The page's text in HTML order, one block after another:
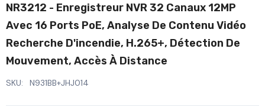
NR3212 - Enregistreur NVR 32 Canaux 12MP
Avec 16 Ports PoE, Analyse De Contenu Vidéo
Recherche D'incendie, H.265+, Détection De
Mouvement, Accès À Distance
SKU: N931BB+JHJ014